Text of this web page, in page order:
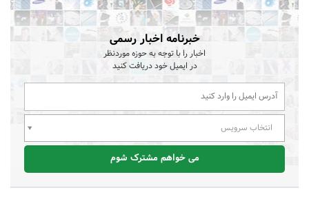
خبرنامه اخبار رسمی
اخبار را با توجه به حوزه موردنظر
در ایمیل خود دریافت کنید
انتخاب سرویس
می خواهم مشترک شوم